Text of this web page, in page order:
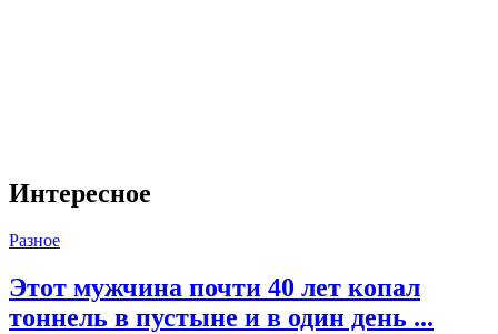
Интересное
Разное
Этот мужчина почти 40 лет копал
тоннель в пустыне и в один день ...